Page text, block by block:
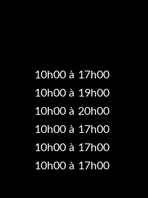
10h00 à 17h00
10h00 à 19h00
10h00 à 20h00
10h00 à 17h00
10h00 à 17h00
10h00 à 17h00